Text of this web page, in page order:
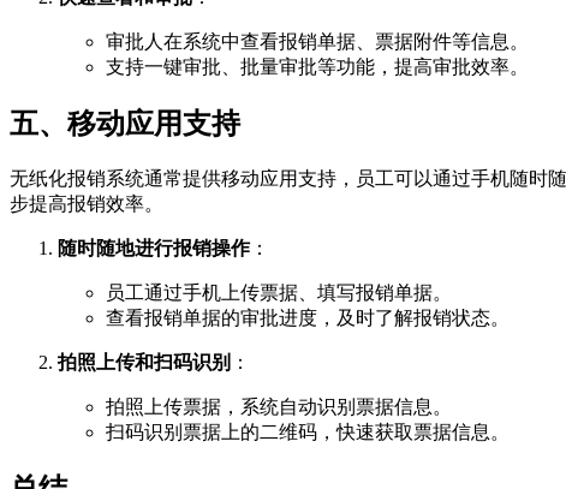
审批人在系统中查看报销单据、票据附件等信息。
支持一键审批、批量审批等功能，提高审批效率。
五、移动应用支持
无纸化报销系统通常提供移动应用支持，员工可以通过手机随时
步提高报销效率。
随时随地进行报销操作：
员工通过手机上传票据、填写报销单据。
查看报销单据的审批进度，及时了解报销状态。
拍照上传和扫码识别 ：
拍照上传票据，系统自动识别票据信息。
扫码识别票据上的二维码，快速获取票据信息。